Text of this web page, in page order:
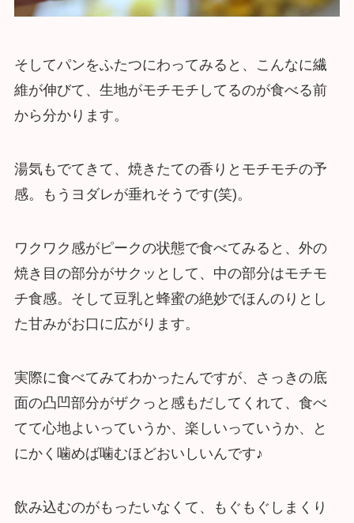
そしてパンをふたつにわってみると、こんなに繊
維が伸びて、生地がモチモチしてるのが食べる前
から分かります。
湯気もでてきて、焼きたての香りとモチモチの予
感。もうヨダレが垂れそうです(笑)。
ワクワク感がピークの状態で食べてみると、外の
焼き目の部分がサクッとして、中の部分はモチモ
チ食感。そして豆乳と蜂蜜の絶妙でほんのりとし
た甘みがお口に広がります。
実際に食べてみてわかったんですが、さっきの底
面の凸凹部分がザクっと感もだしてくれて、食べ
てて心地よいっていうか、楽しいっていうか、と
にかく噛めば噛むほどおいしいんです♪
飲み込むのがもったいなくて、もぐもぐしまくり